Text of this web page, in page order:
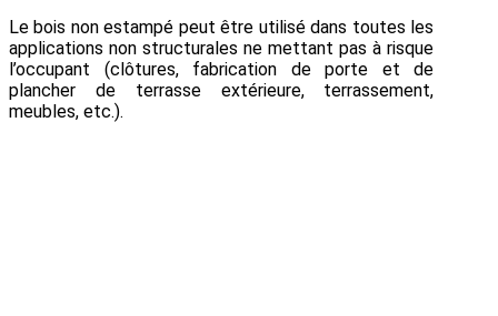
Le bois non estampé peut être utilisé dans toutes les
applications non structurales ne mettant pas à risque
l’occupant (clôtures, fabrication de porte et de
plancher de terrasse extérieure, terrassement,
meubles, etc.).